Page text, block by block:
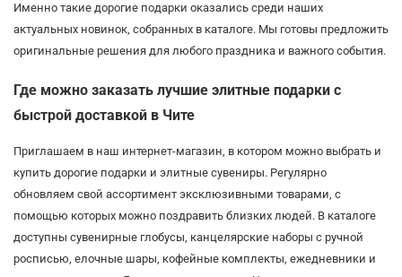
Именно такие дорогие подарки оказались среди наших
актуальных новинок, собранных в каталоге. Мы готовы предложить
оригинальные решения для любого праздника и важного события.
Где можно заказать лучшие элитные подарки с
быстрой доставкой в Чите
Приглашаем в наш интернет-магазин, в котором можно выбрать и
купить дорогие подарки и элитные сувениры. Регулярно
обновляем свой ассортимент эксклюзивными товарами, с
помощью которых можно поздравить близких людей. В каталоге
доступны сувенирные глобусы, канцелярские наборы с ручной
росписью, елочные шары, кофейные комплекты, ежедневники и